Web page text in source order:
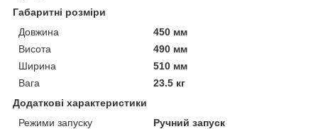
Габаритні розміри
Довжина
450 мм
Висота
490 мм
Ширина
510 мм
Вага
23.5 кг
Додаткові характеристики
Режими запуску
Ручний запуск